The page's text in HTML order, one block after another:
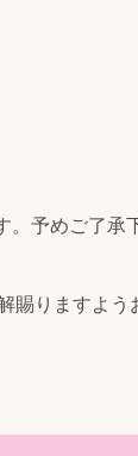
予めご了承
りますよう